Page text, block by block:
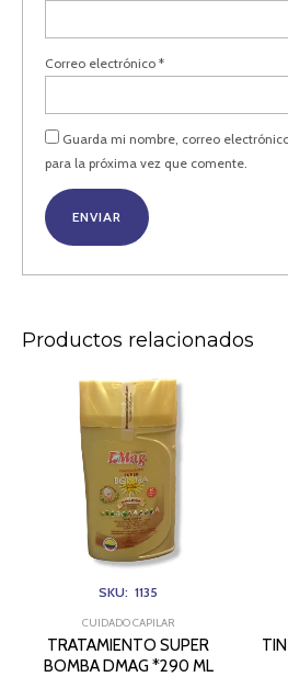
Correo electrónico*
Guarda mi nombre, correo
para la próxima vez que comente.
Productos relacionados
SKU: 1135
CUIDADO CAPILAR
TRATAMIENTO SUPER
BOMBA DMAG *290 ML
SUPER
cantidad